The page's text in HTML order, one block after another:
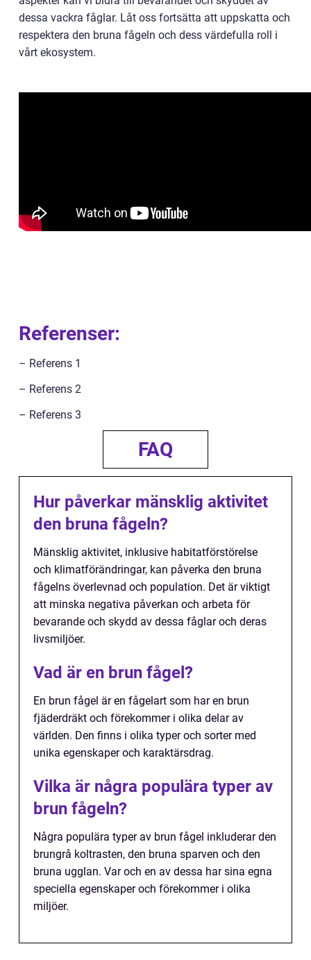
dessa vackra fåglar. Låt oss fortsätta att uppskatta och
respektera den bruna fågeln och dess värdefulla roll i
vårt ekosystem.
Referenser:
– Referens 1
– Referens 2
– Referens 3
FAQ
Hur påverkar mänsklig aktivitet
den bruna fågeln?
Mänsklig aktivitet, inklusive habitatförstörelse
och klimatförändringar, kan påverka den bruna
fågelns överlevnad och population. Det är viktigt
att minska negativa påverkan och arbeta för
bevarande och skydd av dessa fåglar och deras
livsmiljöer.
Vad är en brun fågel?
En brun fågel är en fågelart som har en brun
fjäderdräkt och förekommer i olika delar av
världen. Den finns i olika typer och sorter med
unika egenskaper och karaktärsdrag.
Vilka är några populära typer av
brun fågeln?
Några populära typer av brun fågel inkluderar den
brungrå koltrasten, den bruna sparven och den
bruna ugglan. Var och en av dessa har sina egna
speciella egenskaper och förekommer i olika
miljöer.